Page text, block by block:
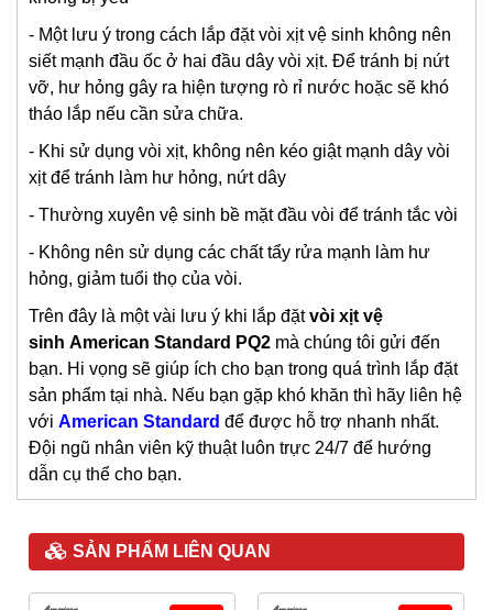
- Một lưu ý trong cách lắp đặt vòi xịt vệ sinh không nên
siết mạnh đầu ốc ở hai đầu dây vòi xịt. Để tránh bị nứt
vỡ, hư hỏng gây ra hiện tượng rò rỉ nước hoặc sẽ khó
tháo lắp nếu cần sửa chữa.
- Khi sử dụng vòi xịt, không nên kéo giật mạnh dây vòi
xịt để tránh làm hư hỏng, nứt dây
- Thường xuyên vệ sinh bề mặt đầu vòi để tránh tắc vòi
- Không nên sử dụng các chất tẩy rửa mạnh làm hư
hỏng, giảm tuổi thọ của vòi.
Trên đây là một vài lưu ý khi lắp đặtvòi xịt vệ
sinh American Standard PQ2 mà chúng tôi gửi đến
bạn. Hi vọng sẽ giúp ích cho bạn trong quá trình lắp đặt
sản phẩm tại nhà. Nếu bạn gặp khó khăn thì hãy liên hệ
với American Standard để được hỗ trợ nhanh nhất.
Đội ngũ nhân viên kỹ thuật luôn trực 24/7 để hướng
dẫn cụ thể cho bạn.
SẢN PHẨM LIÊN QUAN